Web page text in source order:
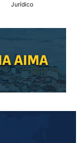
Jurídico